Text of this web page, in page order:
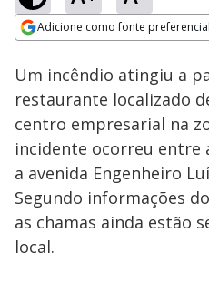
Adicione como fonte
Ativar
Um incêndio atingiu a
restaurante localizado
centro empresarial na
incidente ocorreu entre
a avenida Engenheiro
Segundo informações
as chamas ainda estão
local.